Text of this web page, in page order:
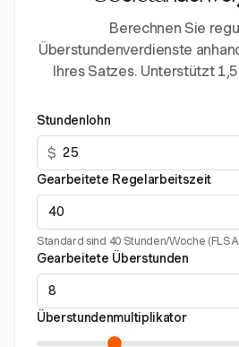
Berechnen Sie
Überstundenverdienste
Ihres Satzes. Unterstützt
Stundenlohn
$
Gearbeitete Regelarbeitszeit
Standard sind 40 Stunden/Woche
Gearbeitete Überstunden
Überstundenmultiplikator